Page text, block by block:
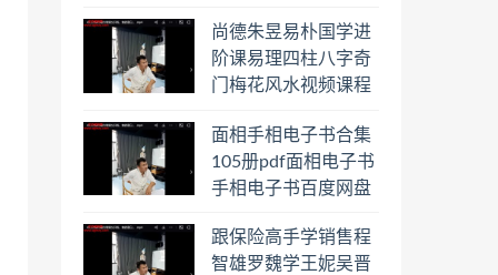
尚德朱昱易朴国学进
阶课易理四柱八字奇
门梅花风水视频课程
学习
面相手相电子书合集
105册pdf面相电子书
手相电子书百度网盘
跟保险高手学销售程
智雄罗魏学王妮吴晋